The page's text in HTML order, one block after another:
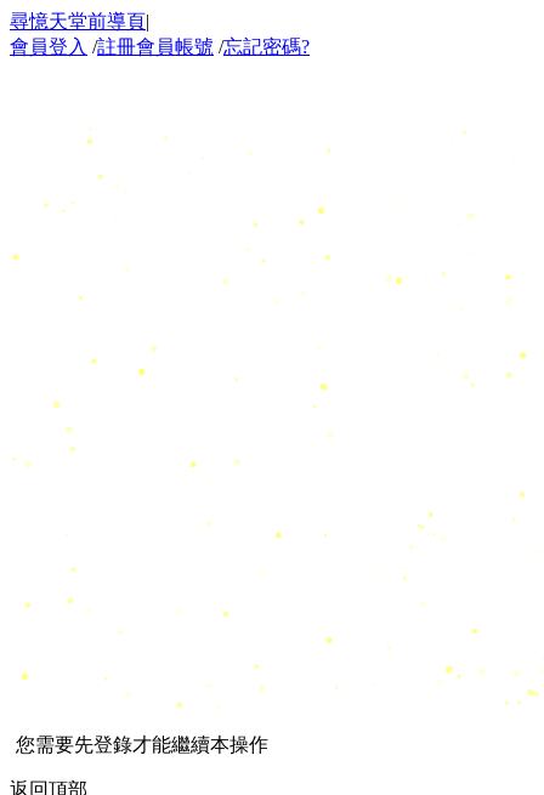
尋憶天堂前導頁|
會員登入 /註冊會員帳號 /忘記密碼?
您需要先登錄才能繼續本操作
返回頂部